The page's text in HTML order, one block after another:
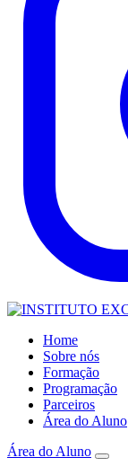
Home
Sobre nós
Formação
Programação
Parceiros
Área do Aluno
Área do Aluno